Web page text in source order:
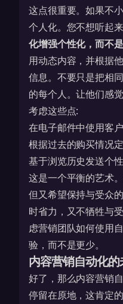
这点很重要。如果不
个人化。您不想听起来
化增强个性化，而不
用动态内容，并根据
信息。不要只是把相
的每个人。让他们感
考虑这些点:
在电子邮件中使用客户
根据过去的购买情况定
基于浏览历史发送个性
这是一个平衡的艺术
但又希望保持与受众
时省力，又不牺牲与
虑营销团队如何使用
验，而不是更少。
内容营销自动化
好了，那么内容营销
停留在原地，这肯定